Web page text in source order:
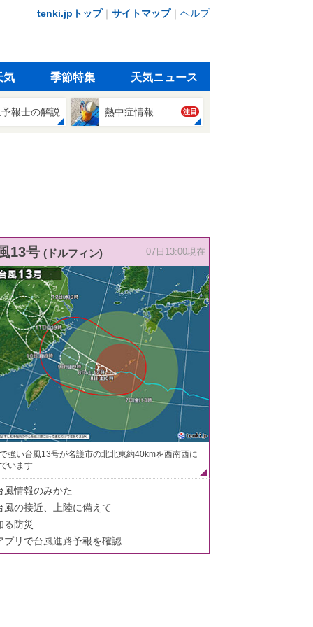
tenki.jpトップ｜ サイトマップ｜ ヘルプ
気 季節特集 天気ニュース
報士の解説 熱中症情報 注目
13号 (ドルフィン) 07日13:00現在
強い台風13号が名護市の北北東約40kmを西南西に
います
風情報のみかた
風の接近、上陸に備えて
る防災
プリで台風進路予報を確認